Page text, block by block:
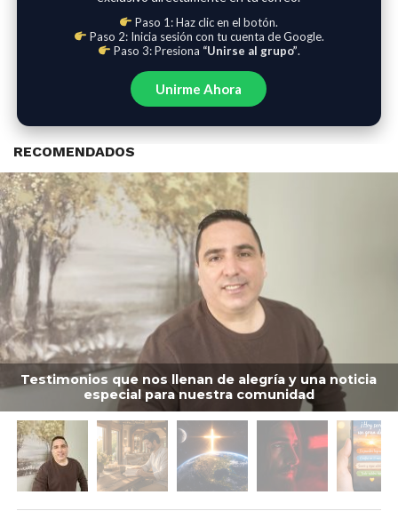
Paso 1: Haz clic en el botón.
Paso 2: Inicia sesión con tu cuenta de Google.
Paso 3: Presiona “Unirse al grupo”.
Unirme Ahora
RECOMENDADOS
Testimonios que nos llenan de alegría y una noticia
especial para nuestra comunidad